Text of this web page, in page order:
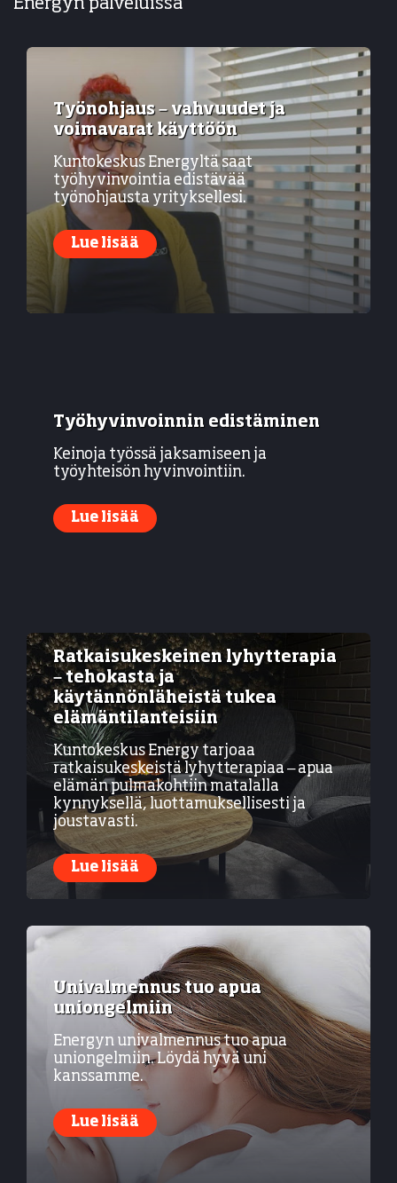
Energyn palveluissa
Työnohjaus – vahvuudet ja
voimavarat käyttöön
Kuntokeskus Energyltä saat
työhyvinvointia edistävää
työnohjausta yrityksellesi.
Lue lisää
Työhyvinvoinnin edistäminen
Keinoja työssä jaksamiseen ja
työyhteisön hyvinvointiin.​​​​​​​​
Lue lisää
Ratkaisukeskeinen lyhytterapia
– tehokasta ja
käytännönläheistä tukea
elämäntilanteisiin
Kuntokeskus Energy tarjoaa
ratkaisukeskeistä lyhytterapiaa – apua
elämän pulmakohtiin matalalla
kynnyksellä, luottamuksellisesti ja
joustavasti.
Lue lisää
Univalmennus tuo apua
uniongelmiin
Energyn univalmennus tuo apua
uniongelmiin. Löydä hyvä uni
kanssamme.
Lue lisää